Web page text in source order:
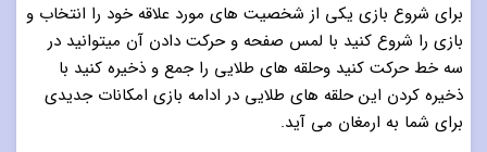
برای شروع بازی یکی از شخصیت های مورد علاقه خود را انتخاب و
بازی را شروع کنید با لمس صفحه و حرکت دادن آن میتوانید در
سه خط حرکت کنید وحلقه های طلایی را جمع و ذخیره کنید با
ذخیره کردن این حلقه های طلایی در ادامه بازی امکانات جدیدی
برای شما به ارمغان می آید.